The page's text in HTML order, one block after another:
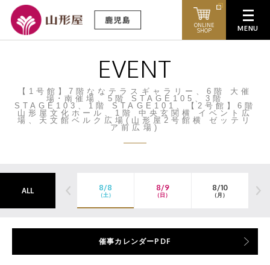
ONLINE
SHOP
EVENT
【1号館】7階ななテラスギャラリー、6階 大催
場･南催場、5階 STAGE105、3階
STAGE103、1階 STAGE101、【2号館】6階
山形屋文化ホール、1階 中央玄関横 イベント広
場、天文館ベルク広場(山形屋2号館横 ゼッテリ
ア前広場)
ALL 8/8
（土）
8/9
（日）
8/10
（月）
催事カレンダーPDF